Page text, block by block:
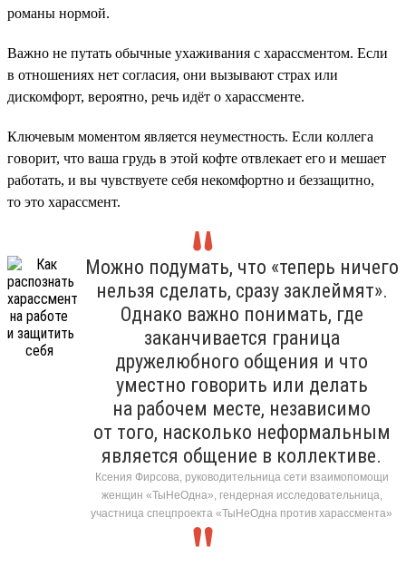
романы нормой.
Важно не путать обычные ухаживания с харассментом. Если
в отношениях нет согласия, они вызывают страх или
дискомфорт, вероятно, речь идёт о харассменте.
Ключевым моментом является неуместность. Если коллега
говорит, что ваша грудь в этой кофте отвлекает его и мешает
работать, и вы чувствуете себя некомфортно и беззащитно,
то это харассмент.
Можно подумать, что «теперь ничего
нельзя сделать, сразу заклеймят».
Однако важно понимать, где
заканчивается граница
дружелюбного общения и что
уместно говорить или делать
на рабочем месте, независимо
от того, насколько неформальным
является общение в коллективе.
Ксения Фирсова, руководительница сети взаимопомощи
женщин «ТыНеОдна», гендерная исследовательница,
участница спецпроекта «ТыНеОдна против харассмента»